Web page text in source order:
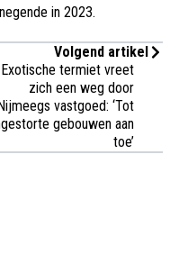
in 2023.
Volgend artikel
Exotische termiet vreet
zich een weg door
vastgoed: ‘Tot
gebouwen aan
toe’